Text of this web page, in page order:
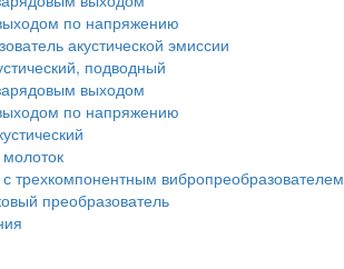
по напряжению
акустической эмиссии
подводный
выходом
по напряжению
трехкомпонентным вибропреобразователем
преобразователь